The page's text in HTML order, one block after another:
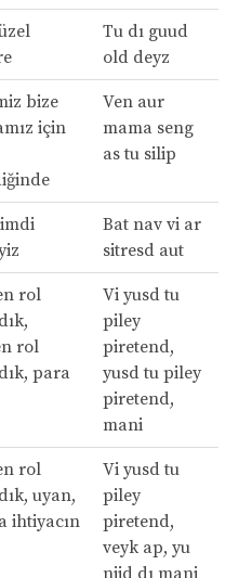
Tu dı guud
old deyz
bize
için
Ven aur
mama seng
as tu silip
Bat nav vi ar
sitresd aut
rol
rol
para
Vi yusd tu
piley
piretend,
yusd tu piley
piretend,
mani
rol
uyan,
ihtiyacın
Vi yusd tu
piley
piretend,
veyk ap, yu